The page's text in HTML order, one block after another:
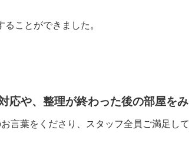
ことができました。
応や、整理が終わった後の部屋をみ
言葉をくださり、スタッフ全員ご満足して